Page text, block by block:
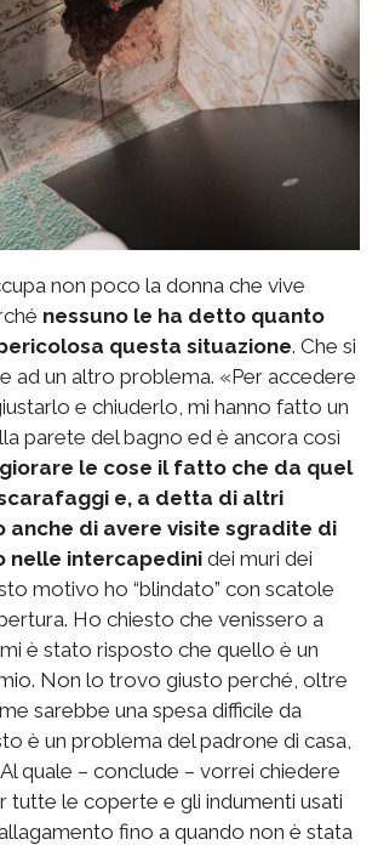
non poco la donna che vive
nessuno le ha detto quanto
questa situazione. Che si
ad un altro problema. «Per accedere
e chiuderlo, mi hanno fatto un
parete del bagno ed è ancora così
le cose il fatto che da quel
e, a detta di altri
anche di avere visite sgradite di
nelle intercapedini dei muri dei
motivo ho “blindato” con scatole
Ho chiesto che venissero a
è stato risposto che quello è un
Non lo trovo giusto perché, oltre
sarebbe una spesa difficile da
è un problema del padrone di casa,
quale – conclude – vorrei chiedere
tutte le coperte e gli indumenti usati
fino a quando non è stata